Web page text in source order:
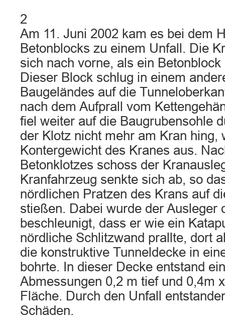
2
Am 11. Juni 2002 kam es bei dem
Betonblocks zu einem Unfall. Die
sich nach vorne, als ein
Dieser Block schlug in einem
Baugeländes auf die
nach dem Aufprall vom
fiel weiter auf die Baugrubensohle
der Klotz nicht mehr am Kran hing,
Kontergewicht des Kranes aus.
Betonklotzes schoss der
Kranfahrzeug senkte sich ab, so
nördlichen Pratzen des Krans auf
stießen. Dabei wurde der Ausleger
beschleunigt, dass er wie ein
nördliche Schlitzwand prallte, dort
die konstruktive Tunneldecke in
bohrte. In dieser Decke entstand
Abmessungen 0,2 m tief und 0,4m
Fläche. Durch den Unfall
Schäden.